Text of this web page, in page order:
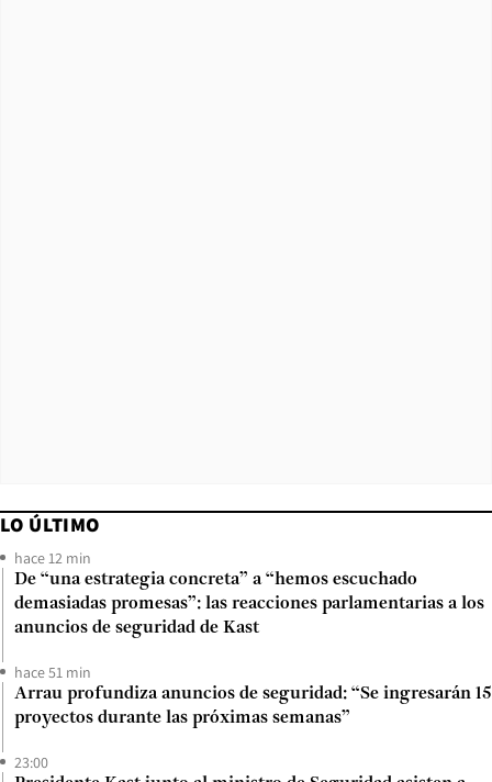
LO ÚLTIMO
hace 12 min
De “una estrategia concreta” a “hemos escuchado
demasiadas promesas”: las reacciones parlamentarias a los
anuncios de seguridad de Kast
hace 51 min
Arrau profundiza anuncios de seguridad: “Se ingresarán 15
proyectos durante las próximas semanas”
23:00